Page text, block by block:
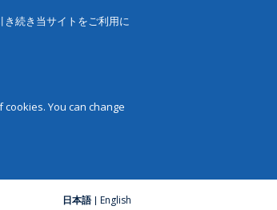
続き当サイトをご利用に
You can change
日本語 English